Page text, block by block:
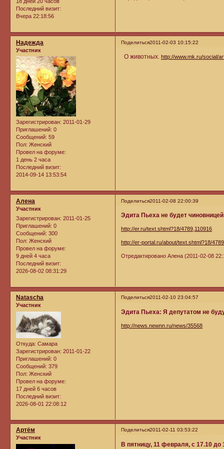
Последний визит:
Вчера 22:18:56
Поделиться2011-02-03 10:15:22
Надежда
Участник
Зарегистрирован: 2011-01-29
Приглашений: 0
Сообщений: 59
Пол: Женский
Провел на форуме:
1 день 2 часа
Последний визит:
2014-09-14 13:53:54
О животных .http://www.mk.ru/social/
Поделиться2011-02-08 22:00:39
Алена
Участник
Зарегистрирован: 2011-01-25
Приглашений: 0
Сообщений: 300
Пол: Женский
Провел на форуме:
9 дней 4 часа
Последний визит:
2026-08-02 08:31:29
Эдита Пьеха не будет
http://er.ru/text.shtml?18/4789,110916
http://er-portal.ru/about/text.shtml?18/4789
Отредактировано Алена (2011-02-08
Поделиться2011-02-10 23:04:57
Natascha
Участник
Откуда: Самара
Зарегистрирован: 2011-01-22
Приглашений: 0
Сообщений: 379
Пол: Женский
Провел на форуме:
17 дней 6 часов
Последний визит:
2026-08-01 22:08:12
Эдита Пьеха: Я депутатом не
http://news.newnn.ru/news/35568
Поделиться2011-02-11 03:53:22
Артём
Участник
В пятницу, 11 февраля, с 17.10